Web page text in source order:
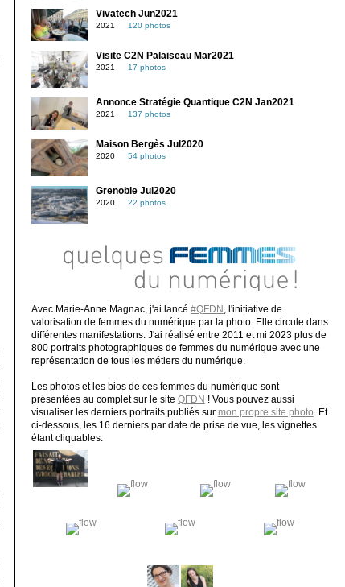
Vivatech Jun2021
2021 120 photos
Visite C2N Palaiseau Mar2021
2021 17 photos
Annonce Stratégie Quantique C2N Jan2021
2021 137 photos
Maison Bergès Jul2020
2020 54 photos
Grenoble Jul2020
2020 22 photos
Avec Marie-Anne Magnac, j'ai lancé #QFDN
, l'initiative de
valorisation de femmes du numérique par la photo. Elle circule dans
différentes manifestations. J'ai réalisé entre 2011 et mi 2023 plus de
800 portraits photographiques de femmes du numérique avec une
représentation de tous les métiers du numérique.
Les photos et les bios de ces femmes du numérique sont
présentées au complet sur le site QFDN ! Vous pouvez aussi
visualiser les derniers portraits publiés sur mon propre site photo . Et
ci-dessous, les 16 derniers par date de prise de vue, les vignettes
étant cliquables.